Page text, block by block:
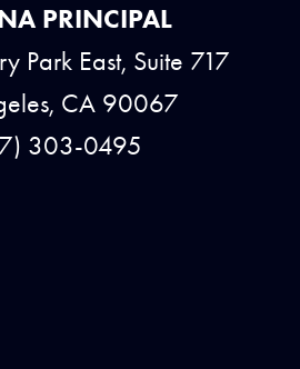
PRINCIPAL
Park East, Suite 717
CA 90067
303-0495